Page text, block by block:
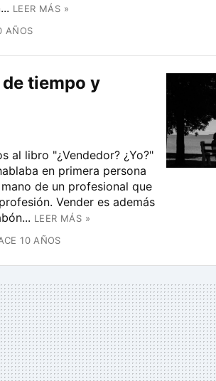
LEER MÁS »
AÑOS
tiempo y
al libro "¿Vendedor? ¿Yo?"
en primera persona
de un profesional que
Vender es además
LEER MÁS »
10 AÑOS